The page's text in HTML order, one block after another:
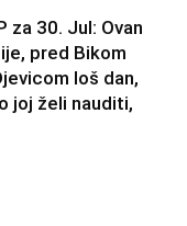
za 30. Jul: Ovan
pred Bikom
loš dan,
joj želi nauditi,